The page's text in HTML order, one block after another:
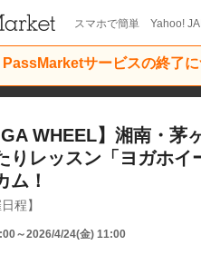
スマホで簡単 Yahoo!
PassMarketサービスの終了
WHEEL】湘南・茅
りレッスン「ヨガホイ
ム！
程】
～2026/4/24(金) 11:00